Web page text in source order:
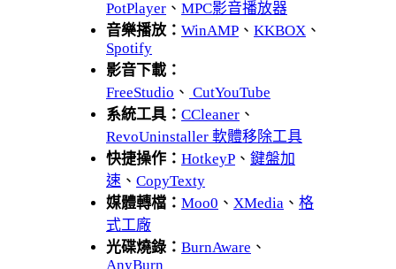
PotPlayer 、 MPC影音播放器
音樂播放： WinAMP 、 KKBOX 、
Spotify
影音下載：
FreeStudio 、 CutYouTube
系統工具： CCleaner 、
RevoUninstaller 軟體移除工具
快捷操作： HotkeyP 、 鍵盤加
速 、 CopyTexty
媒體轉檔： Moo0 、 XMedia 、 格
式工廠
光碟燒錄： BurnAware 、
AnyBurn